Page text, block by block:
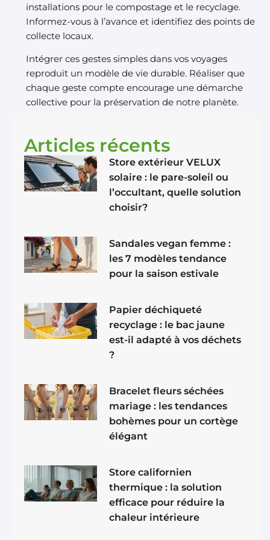
Articles récents
Store extérieur VELUX
solaire : le pare-soleil ou
l’occultant, quelle solution
choisir?
Sandales vegan femme :
les 7 modèles tendance
pour la saison estivale
Papier déchiqueté
recyclage : le bac jaune
est-il adapté à vos déchets
?
Bracelet fleurs séchées
mariage : les tendances
bohèmes pour un cortège
élégant
Store californien
thermique : la solution
efficace pour réduire la
chaleur intérieure
installations pour le compostage et le recyclage.
Informez-vous à l’avance et identifiez des points de
collecte locaux.
Intégrer ces gestes simples dans vos voyages
reproduit un modèle de vie durable. Réaliser que
chaque geste compte encourage une démarche
collective pour la préservation de notre planète.